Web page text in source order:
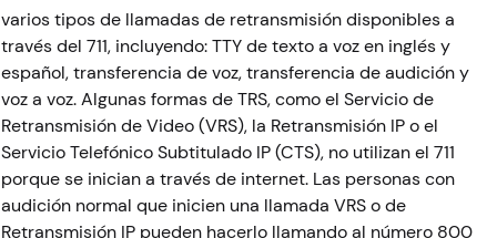
varios tipos de llamadas de retransmisión disponibles a
través del 711, incluyendo: TTY de texto a voz en inglés y
español, transferencia de voz, transferencia de audición y
voz a voz. Algunas formas de TRS, como el Servicio de
Retransmisión de Video (VRS), la Retransmisión IP o el
Servicio Telefónico Subtitulado IP (CTS), no utilizan el 711
porque se inician a través de internet. Las personas con
audición normal que inicien una llamada VRS o de
Retransmisión IP pueden hacerlo llamando al número 800